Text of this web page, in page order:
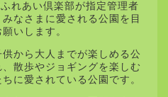
れあい倶楽部が指定管理者
なさまに愛される公園を目
いします。
から大人までが楽しめる公
散歩やジョギングを楽しむ
に愛されている公園です。